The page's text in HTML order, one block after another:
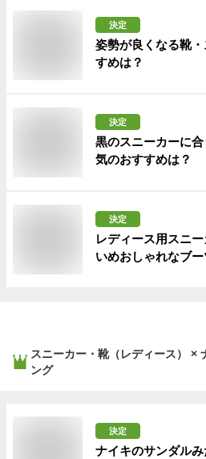
決定
姿勢が良くなる靴
すめは？
決定
黒のスニーカーに
気のおすすめは？
決定
レディース用スニ
いめおしゃれなブ
スニーカー・靴（レディース） ×
ング
決定
ナイキのサンダル